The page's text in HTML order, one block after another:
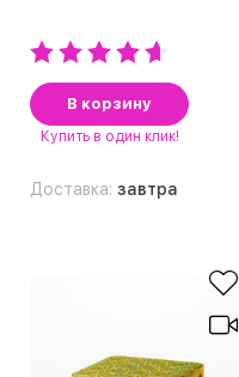
В корзину
Купить в один клик!
Доставка: завтра